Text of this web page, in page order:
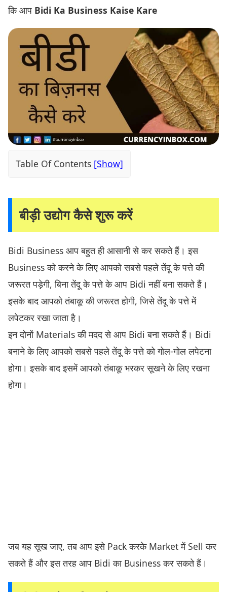
कि आप Bidi Ka Business Kaise Kare
Table Of Contents
बीड़ी उद्योग कैसे शुरू करें
Bidi Business आप बहुत ही आसानी से कर सकते हैं। इस
Business को करने के लिए आपको सबसे पहले तेंदू के पत्ते की
जरूरत पड़ेगी, बिना तेंदू के पत्ते के आप Bidi नहीं बना सकते हैं।
इसके बाद आपको तंबाकू की जरूरत होगी, जिसे तेंदू के पत्ते में
लपेटकर रखा जाता है।
इन दोनों Materials की मदद से आप Bidi बना सकते हैं। Bidi
बनाने के लिए आपको सबसे पहले तेंदू के पत्ते को गोल-गोल लपेटना
होगा। इसके बाद इसमें आपको तंबाकू भरकर सूखने के लिए रखना
होगा।
जब यह सूख जाए, तब आप इसे Pack करके Market में Sell कर
सकते हैं और इस तरह आप Bidi का Business कर सकते हैं।